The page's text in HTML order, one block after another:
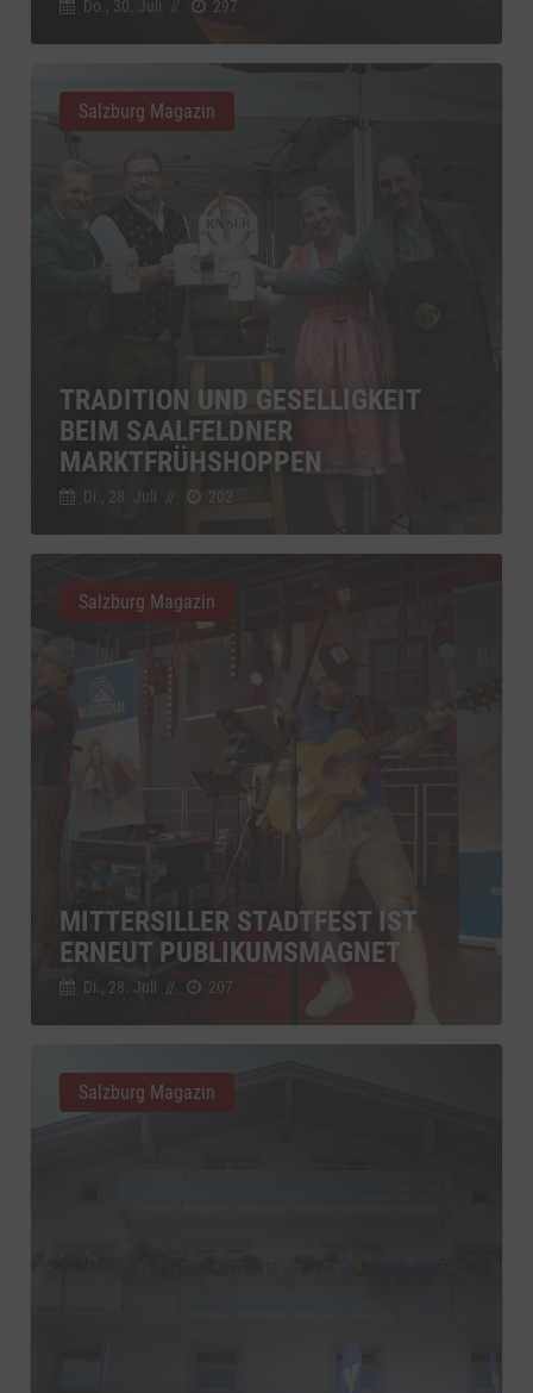
Do., 30. Juli // 297
TRADITION UND GESELLIGKEIT
BEIM SAALFELDNER
MARKTFRÜHSHOPPEN
Di., 28. Juli // 202
Salzburg Magazin
MITTERSILLER STADTFEST IST
ERNEUT PUBLIKUMSMAGNET
Di., 28. Juli // 207
Salzburg Magazin
Salzburg Magazin